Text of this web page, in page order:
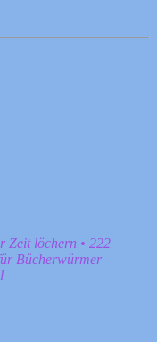
Zeit löchern • 222
Bücherwürmer